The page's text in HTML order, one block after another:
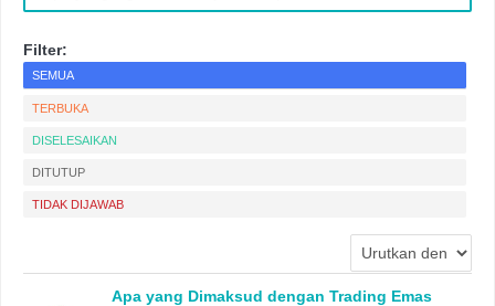
Filter:
SEMUA
TERBUKA
DISELESAIKAN
DITUTUP
TIDAK DIJAWAB
Apa yang Dimaksud dengan Trading Emas